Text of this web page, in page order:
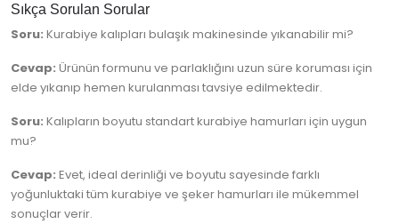
Sıkça Sorulan Sorular
Soru: Kurabiye kalıpları bulaşık makinesinde yıkanabilir mi?
Cevap: Ürünün formunu ve parlaklığını uzun süre koruması için
elde yıkanıp hemen kurulanması tavsiye edilmektedir.
Soru: Kalıpların boyutu standart kurabiye hamurları için uygun
mu?
Cevap: Evet, ideal derinliği ve boyutu sayesinde farklı
yoğunluktaki tüm kurabiye ve şeker hamurları ile mükemmel
sonuçlar verir.